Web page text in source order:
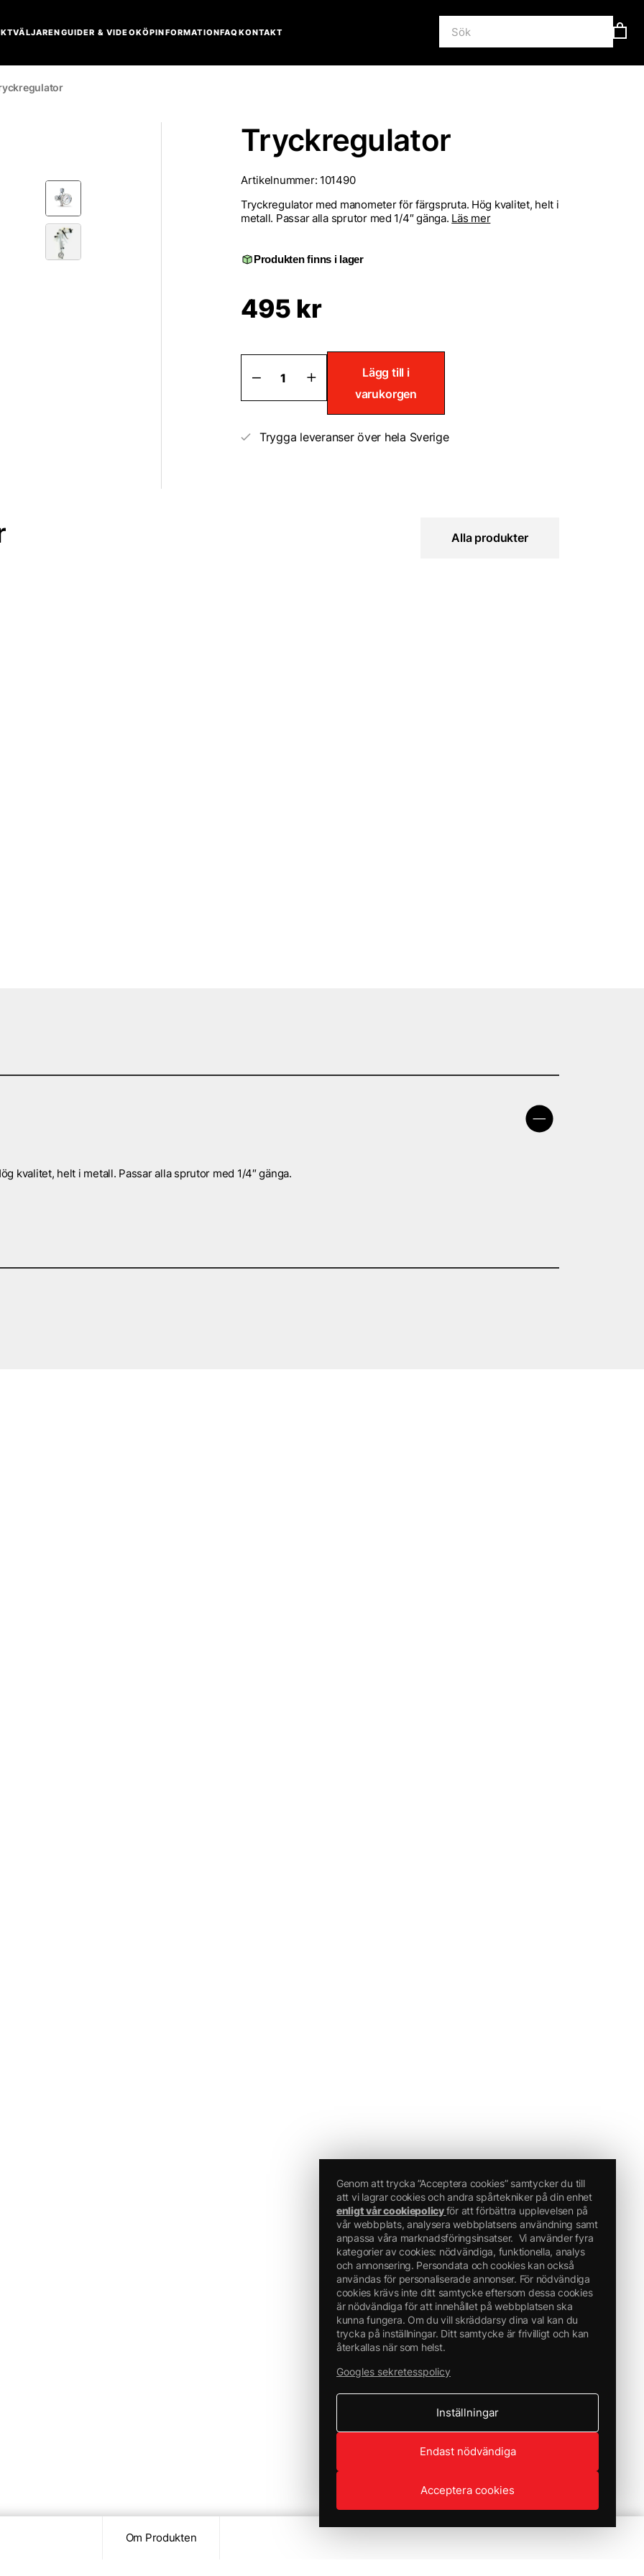
GUIDER & VIDEOKÖPINFORMATIONFAQKONTAKT
Tryckregulator
Artikelnummer: 101490
Tryckregulator med manometer för färgspruta. Hög kvalitet, helt i
metall. Passar alla sprutor med 1/4″ gänga. Läs mer
Produkten finns i lager
495 kr
Tryckregulator
mängd
Lägg till i
varukorgen
Trygga leveranser över hela Sverige
Alla produkter
Om Produkten
kvalitet, helt i metall. Passar alla sprutor med 1/4″ gänga.
Genom att trycka ”Acceptera cookies” samtycker du till
att vi lagrar cookies och andra spårtekniker på din enhet
enligt vår cookiepolicyför att förbättra upplevelsen på
vår webbplats, analysera webbplatsens användning samt
anpassa våra marknadsföringsinsatser. Vi använder fyra
kategorier av cookies: nödvändiga, funktionella, analys
och annonsering. Persondata och cookies kan också
användas för personaliserade annonser. För nödvändiga
cookies krävs inte ditt samtycke eftersom dessa cookies
är nödvändiga för att innehållet på webbplatsen ska
kunna fungera. Om du vill skräddarsy dina val kan du
trycka på inställningar. Ditt samtycke är frivilligt och kan
återkallas när som helst.
Googles sekretesspolicy
Inställningar
Endast nödvändiga
Acceptera cookies